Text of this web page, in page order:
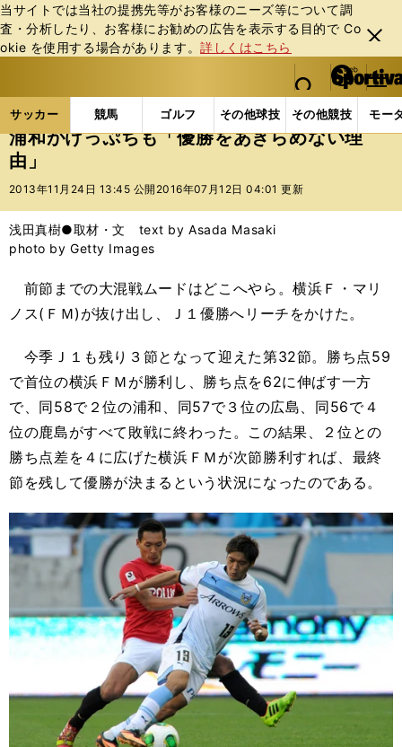
当サイトでは当社の提携先等がお客様のニーズ等について調
査・分析したり、お客様にお勧めの広告を表⽰する⽬的で Co
okie を使⽤する場合があります。詳しくはこちら
閉じ
る
web Sportiva (webスポルティーバ)
検索
マイペ
ー
ジ
メニュ
サッカー 競馬 ゴルフ その他球技 その他競技 モー
ス
ポ
ル
バ
サッカーの記事一覧 Jリーグ他 Jリーグ 浦和が
浦和がけっぷちも「優勝をあきらめない理
由」
2013年11月24日 13:45 公開 2016年07月12日 04:01 更新
浅田真樹●取材・文 text by Asada Masaki
photo by Getty Images
前節までの大混戦ムードはどこへやら。横浜Ｆ・マリ
ノス(ＦＭ)が抜け出し、Ｊ１優勝へリーチをかけた。
今季Ｊ１も残り３節となって迎えた第32節。勝ち点59
で首位の横浜ＦＭが勝利し、勝ち点を62に伸ばす一方
で、同58で２位の浦和、同57で３位の広島、同56で４
位の鹿島がすべて敗戦に終わった。この結果、２位との
勝ち点差を４に広げた横浜ＦＭが次節勝利すれば、最終
節を残して優勝が決まるという状況になったのである。